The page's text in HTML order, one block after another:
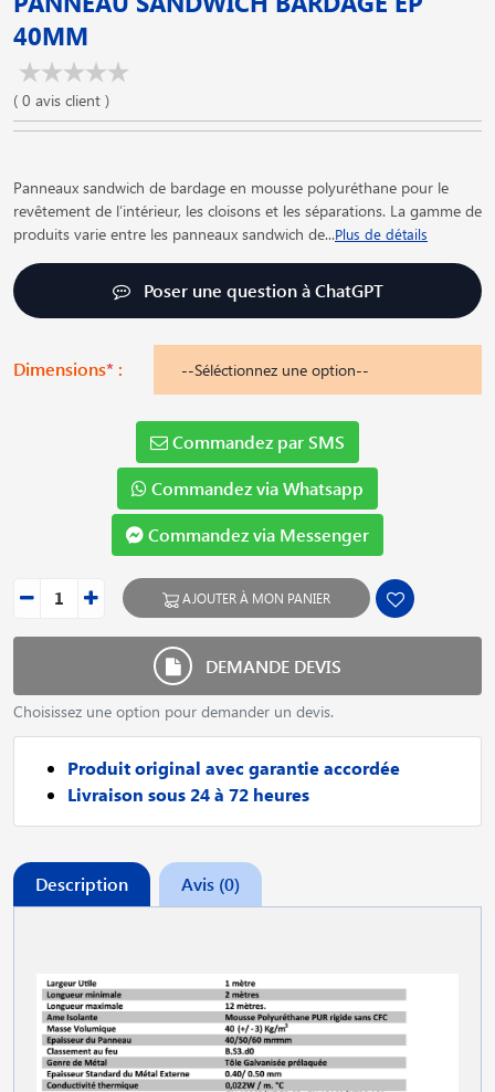
40MM
( 0 avis client )
Panneaux sandwich de bardage en mousse polyuréthane pour le
revêtement de l′intérieur, les cloisons et les séparations. La gamme de
produits varie entre les panneaux sandwich de...Plus de détails
Poser une question à ChatGPT
Dimensions* :
Commandez par SMS
Commandez via Whatsapp
Commandez via Messenger
AJOUTER À MON PANIER
DEMANDE DEVIS
Choisissez une option pour demander un devis.
Produit original avec garantie accordée
Livraison sous 24 à 72 heures
Description Avis (0)